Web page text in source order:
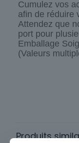
Cumulez vos
afin de réduire
Attendez que
port pour
Emballage
(Valeurs
Produits